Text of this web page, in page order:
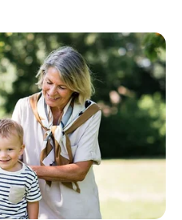
To Perform Better